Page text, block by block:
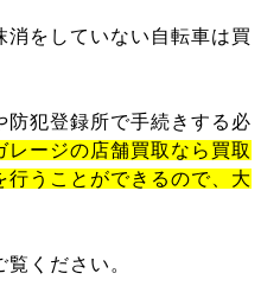
消をしていない自転車は買
防犯登録所で手続きする必
レージの店舗買取なら買取
行うことができるので、大
ください。